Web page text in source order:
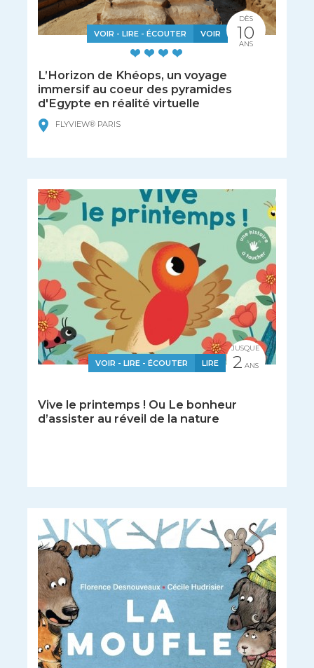
VOIR - LIRE - ÉCOUTER VOIR
L’Horizon de Khéops, un voyage
immersif au coeur des pyramides
d'Egypte en réalité virtuelle
FLYVIEW® PARIS
DÈS
10
ANS
VOIR - LIRE - ÉCOUTER LIRE
Vive le printemps ! Ou Le bonheur
d’assister au réveil de la nature
JUSQUE
2 ANS